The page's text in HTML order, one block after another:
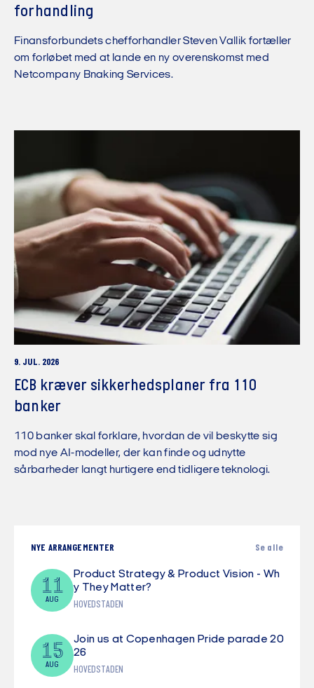
forhandling
Finansforbundets chefforhandler Steven Vallik fortæller
om forløbet med at lande en ny overenskomst med
Netcompany Bnaking Services.
9. JUL. 2026
ECB kræver sikkerhedsplaner fra 110
banker
110 banker skal forklare, hvordan de vil beskytte sig
mod nye AI-modeller, der kan finde og udnytte
sårbarheder langt hurtigere end tidligere teknologi.
NYE ARRANGEMENTER Se alle
11
AUG
Product Strategy & Product Vision - Wh
y They Matter?
HOVEDSTADEN
15
AUG
Join us at Copenhagen Pride parade 20
26
HOVEDSTADEN